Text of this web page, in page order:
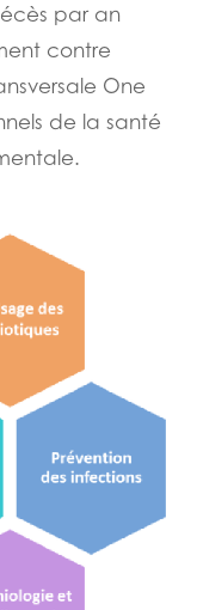
par an
contre
One
de la santé